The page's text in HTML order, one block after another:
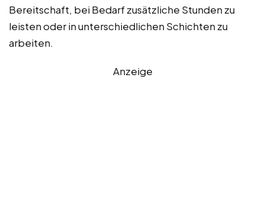
Bereitschaft, bei Bedarf zusätzliche Stunden zu
leisten oder in unterschiedlichen Schichten zu
arbeiten.
Anzeige